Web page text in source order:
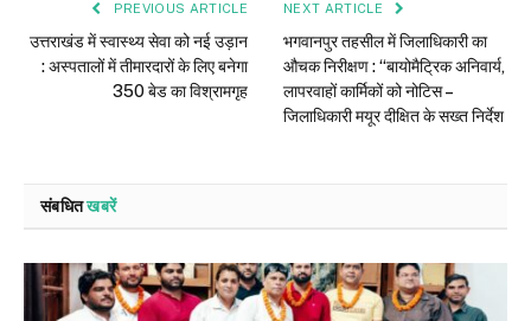
PREVIOUS ARTICLE
उत्तराखंड में स्वास्थ्य सेवा को नई उड़ान
: अस्पतालों में तीमारदारों के लिए बनेगा
350 बेड का विश्रामगृह
NEXT ARTICLE
भगवानपुर तहसील में जिलाधिकारी का
औचक निरीक्षण : “बायोमैट्रिक अनिवार्य,
लापरवाहों कार्मिकों को नोटिस –
जिलाधिकारी मयूर दीक्षित के सख्त निर्देश
संबधितखबरें